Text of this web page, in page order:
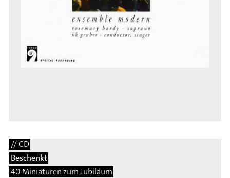
// CD
Beschenkt
40 Miniaturen zum Jubiläum